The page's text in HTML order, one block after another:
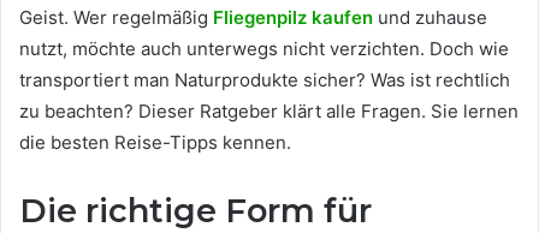
Geist. Wer regelmäßig Fliegenpilz kaufen und zuhause
nutzt, möchte auch unterwegs nicht verzichten. Doch wie
transportiert man Naturprodukte sicher? Was ist rechtlich
zu beachten? Dieser Ratgeber klärt alle Fragen. Sie lernen
die besten Reise-Tipps kennen.
Die richtige Form für